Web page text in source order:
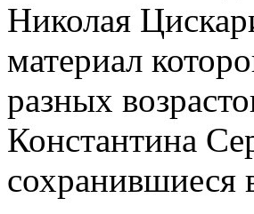
Николая
материал
разных
Константина
сохранившиеся